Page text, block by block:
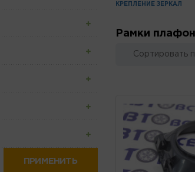
ПРИМЕНИТЬ
КРЕПЛЕНИЕ ЗЕРКАЛ
Рамки
Сортировать